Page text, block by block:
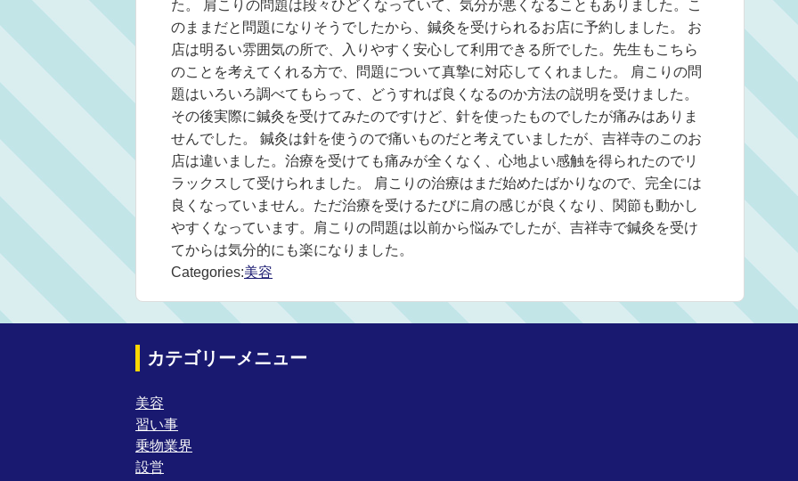
た。 肩こりの問題は段々ひどくなっていて、気分が悪くなることもありました。こ
のままだと問題になりそうでしたから、鍼灸を受けられるお店に予約しました。 お
店は明るい雰囲気の所で、入りやすく安心して利用できる所でした。先生もこちら
のことを考えてくれる方で、問題について真摯に対応してくれました。 肩こりの問
題はいろいろ調べてもらって、どうすれば良くなるのか方法の説明を受けました。
その後実際に鍼灸を受けてみたのですけど、針を使ったものでしたが痛みはありま
せんでした。 鍼灸は針を使うので痛いものだと考えていましたが、吉祥寺のこのお
店は違いました。治療を受けても痛みが全くなく、心地よい感触を得られたのでリ
ラックスして受けられました。 肩こりの治療はまだ始めたばかりなので、完全には
良くなっていません。ただ治療を受けるたびに肩の感じが良くなり、関節も動かし
やすくなっています。肩こりの問題は以前から悩みでしたが、吉祥寺で鍼灸を受け
てからは気分的にも楽になりました。
Categories:美容
カテゴリーメニュー
美容
習い事
乗物業界
設営